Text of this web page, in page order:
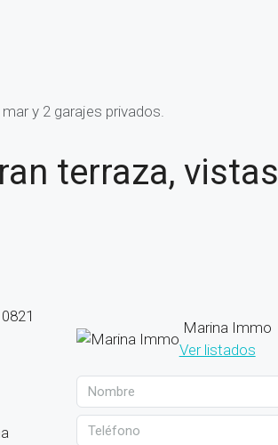
y 2 garajes privados.
terraza, vistas
Marina Immo
Ver listados